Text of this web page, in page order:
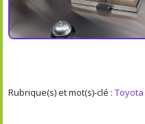
Rubrique(s) et mot(s)-clé :Toyota